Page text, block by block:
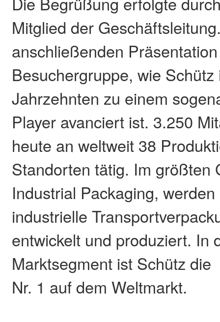
Mitglied der
anschließenden
Besuchergruppe, wie
Jahrzehnten zu einem
Player avanciert ist. 3.250
heute an weltweit 38
Standorten tätig. Im größten
Industrial Packaging,
industrielle
entwickelt und produziert. In
Marktsegment ist Schütz die
Nr. 1 auf dem Weltmarkt.